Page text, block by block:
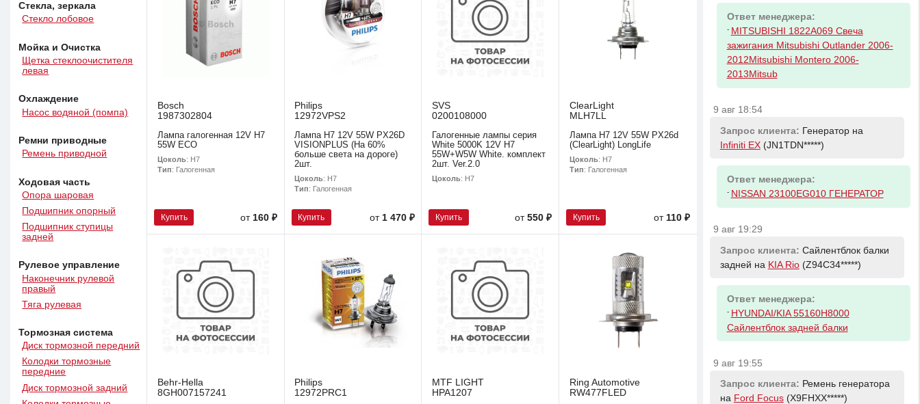
Стекла, зеркала
Стекло лобовое
Мойка и Очистка
Щетка стеклоочистителя
левая
Охлаждение
Насос водяной (помпа)
Ремни приводные
Ремень приводной
Ходовая часть
Опора шаровая
Подшипник опорный
Подшипник ступицы
задней
Рулевое управление
Наконечник рулевой
правый
Тяга рулевая
Тормозная система
Диск тормозной передний
Колодки тормозные
передние
Диск тормозной задний
Bosch
1987302804
Лампа галогенная 12V H7
55W ECO
Цоколь: H7
Тип: Галогенная
Купить от160 ₽
Philips
12972VPS2
Лампа H7 12V 55W PX26D
VISIONPLUS (На 60%
больше света на дороге)
2шт.
Цоколь: H7
Тип: Галогенная
Купить от 1 470 ₽
SVS
0200108000
Галогенные лампы серия
White 5000K 12V H7
55W+W5W White. комплект
2шт. Ver.2.0
Цоколь: H7
Купить от550 ₽
ClearLight
MLH7LL
Лампа H7 12V 55W PX26d
(ClearLight) LongLife
Цоколь: H7
Тип: Галогенная
Купить от 110 ₽
Behr-Hella
8GH007157241
Philips
12972PRC1
MTF LIGHT
HPA1207
Ring Automotive
RW477FLED
Ответ менеджера:
- MITSUBISHI 1822A069 Свеча
зажигания Mitsubishi Outlander 2006-
2012Mitsubishi Montero 2006-
2013Mitsub
9 авг 18:54
Запрос клиента: Генератор на
Infiniti EX(JN1TDN*****)
Ответ менеджера:
- NISSAN 23100EG010 ГЕНЕРАТОР
9 авг 19:29
Запрос клиента: Сайлентблок балки
задней на KIA Rio(Z94C34*****)
Ответ менеджера:
- HYUNDAI/KIA 55160H8000
Сайлентблок задней балки
9 авг 19:55
Запрос клиента: Ремень генератора
на Ford Focus(X9FHXX*****)